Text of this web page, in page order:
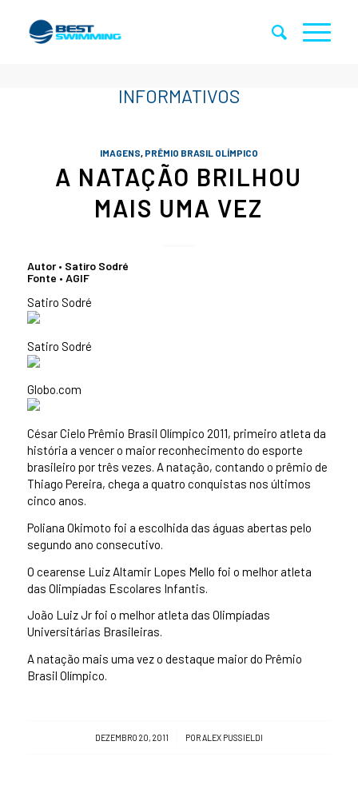
IMAGENS, PRÊMIO BRASIL OLÍMPICO
A NATAÇÃO BRILHOU
MAIS UMA VEZ
Autor • Satiro Sodré
Fonte • AGIF
Satiro Sodré
Satiro Sodré
Globo.com
César Cielo Prêmio Brasil Olímpico 2011, primeiro atleta da
história a vencer o maior reconhecimento do esporte
brasileiro por três vezes. A natação, contando o prêmio de
Thiago Pereira, chega a quatro conquistas nos últimos
cinco anos.
Poliana Okimoto foi a escolhida das águas abertas pelo
segundo ano consecutivo.
O cearense Luiz Altamir Lopes Mello foi o melhor atleta
das Olimpíadas Escolares Infantis.
João Luiz Jr foi o melhor atleta das Olimpíadas
Universitárias Brasileiras.
A natação mais uma vez o destaque maior do Prêmio
Brasil Olímpico.
DEZEMBRO 20, 2011
/ PORALEX PUSSIELDI